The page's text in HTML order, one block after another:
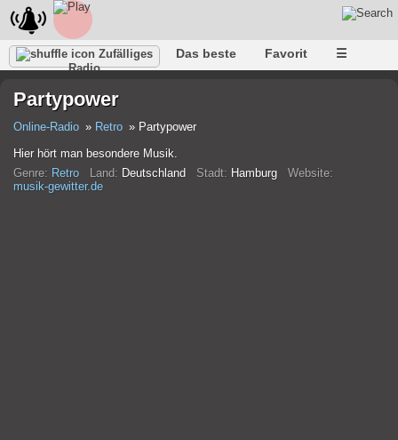
Zufälliges
Radio
Das beste Favorit ☰
Partypower
Online-Radio Retro
Partypower
Hier hört man besondere Musik.
Genre: Retro Land: Deutschland Stadt: Hamburg Website:
musik-gewitter.de